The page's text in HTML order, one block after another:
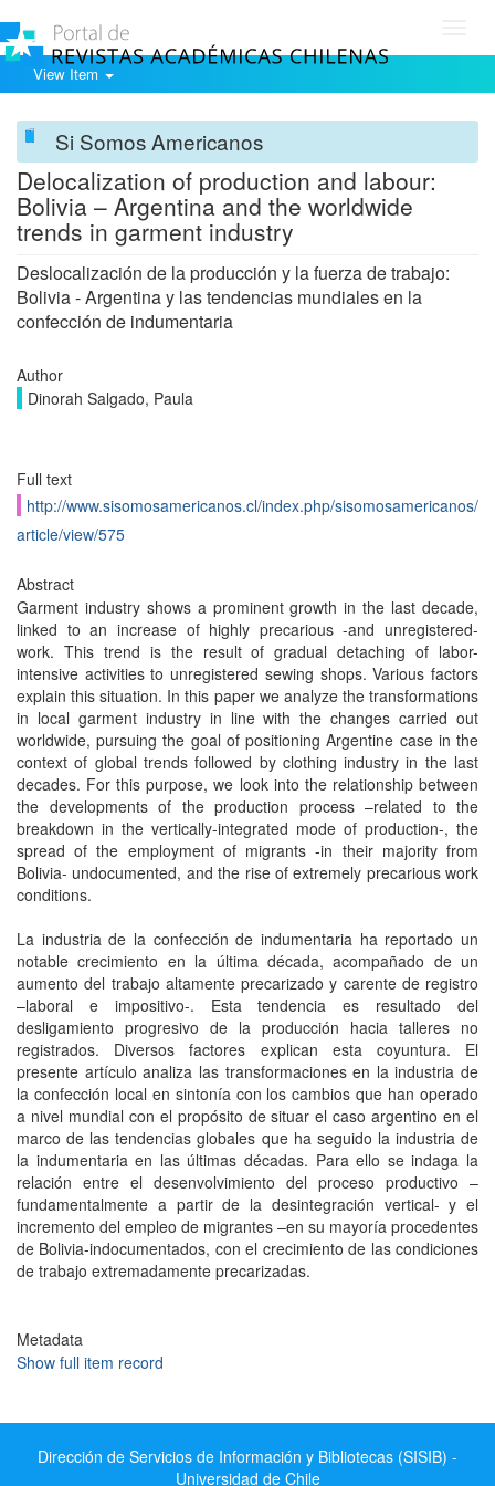
View Item
Si Somos Americanos
Delocalization of production and labour:
Bolivia – Argentina and the worldwide
trends in garment industry
Deslocalización de la producción y la fuerza de trabajo:
Bolivia - Argentina y las tendencias mundiales en la
confección de indumentaria
Author
Dinorah Salgado, Paula
Full text
http://www.sisomosamericanos.cl/index.php/sisomosamericanos/
article/view/575
Abstract
Garment industry shows a prominent growth in the last decade,
linked to an increase of highly precarious -and unregistered-
work. This trend is the result of gradual detaching of labor-
intensive activities to unregistered sewing shops. Various factors
explain this situation. In this paper we analyze the transformations
in local garment industry in line with the changes carried out
worldwide, pursuing the goal of positioning Argentine case in the
context of global trends followed by clothing industry in the last
decades. For this purpose, we look into the relationship between
the developments of the production process –related to the
breakdown in the vertically-integrated mode of production-, the
spread of the employment of migrants -in their majority from
Bolivia- undocumented, and the rise of extremely precarious work
conditions.
La industria de la confección de indumentaria ha reportado un
notable crecimiento en la última década, acompañado de un
aumento del trabajo altamente precarizado y carente de registro
–laboral e impositivo-. Esta tendencia es resultado del
desligamiento progresivo de la producción hacia talleres no
registrados. Diversos factores explican esta coyuntura. El
presente artículo analiza las transformaciones en la industria de
la confección local en sintonía con los cambios que han operado
a nivel mundial con el propósito de situar el caso argentino en el
marco de las tendencias globales que ha seguido la industria de
la indumentaria en las últimas décadas. Para ello se indaga la
relación entre el desenvolvimiento del proceso productivo –
fundamentalmente a partir de la desintegración vertical- y el
incremento del empleo de migrantes –en su mayoría procedentes
de Bolivia-indocumentados, con el crecimiento de las condiciones
de trabajo extremadamente precarizadas.
Metadata
Show full item record
Dirección de Servicios de Información y Bibliotecas (SISIB) -
Universidad de Chile